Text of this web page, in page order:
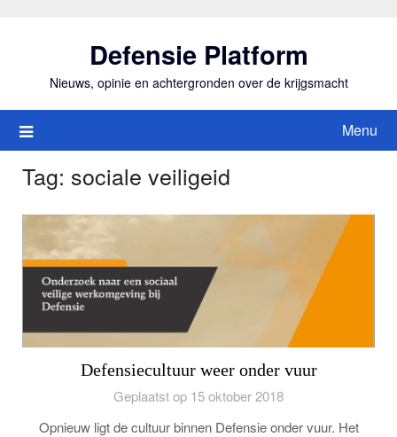
Defensie Platform
Nieuws, opinie en achtergronden over de krijgsmacht
Menu
Tag: sociale veiligeid
Defensiecultuur weer onder vuur
Geplaatst op 15 oktober 2018
Opnieuw ligt de cultuur binnen Defensie onder vuur. Het